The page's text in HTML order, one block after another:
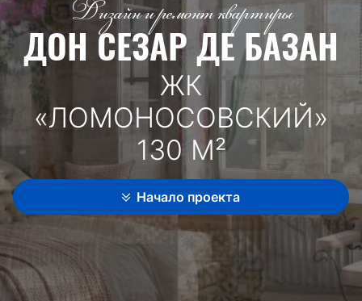
Дизайн и ремонт квартиры
ДОН СЕЗАР ДЕ БАЗАН
ЖК
«ЛОМОНОСОВСКИЙ»
130 М²
Начало проекта